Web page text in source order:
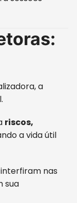
a
riscos,
a vida útil
nas
sua